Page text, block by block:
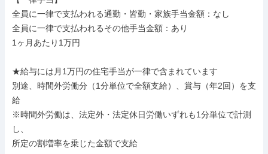
全員に一律で支払われる通勤・皆勤・家族手当金額：なし
全員に一律で支払われるその他手当金額：あり
1ヶ月あたり1万円
★給与には月1万円の住宅手当が一律で含まれています
別途、時間外労働分（1分単位で全額支給）、賞与（年2回）を支
給
※時間外労働は、法定外・法定休日労働いずれも1分単位で計測
し、
所定の割増率を乗じた金額で支給